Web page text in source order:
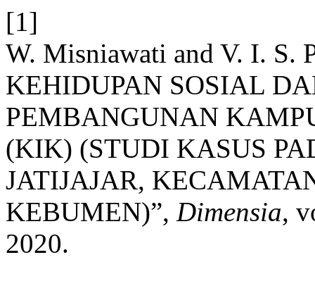
[1]
W. Misniawati and V. I. S.
KEHIDUPAN SOSIAL
PEMBANGUNAN
(KIK) (STUDI KASUS
JATIJAJAR,
KEBUMEN)”, Dimensia,
2020.